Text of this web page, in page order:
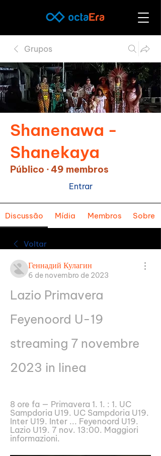
Grupos
Shanenawa -
Shanekaya
Público ·49 membros
Entrar
Discussão Mídia Membros Sobre
Voltar
Геннадий Кулагин
6 de novembro de 2023
Lazio Primavera
Feyenoord U-19
streaming 7 novembre
2023 in linea
8 ore fa — Primavera 1. 1. : 1. UC
Sampdoria U19. UC Sampdoria U19.
Inter U19. Inter ... Feyenoord U19.
Lazio U19. 7 nov. 13:00. Maggiori
informazioni.